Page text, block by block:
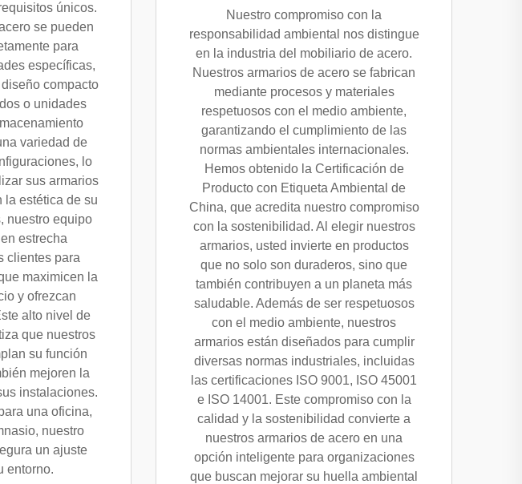
únicos.
se pueden
para
específicas,
compacto
o unidades
variedad de
lo
sus armarios
la estética de su
nuestro equipo
estrecha
clientes para
maximicen la
y ofrezcan
alto nivel de
que nuestros
su función
mejoren la
instalaciones.
una oficina,
nuestro
un ajuste
entorno.
Nuestro compromiso con la
responsabilidad ambiental nos distingue
en la industria del mobiliario de acero.
Nuestros armarios de acero se fabrican
mediante procesos y materiales
respetuosos con el medio ambiente,
garantizando el cumplimiento de las
normas ambientales internacionales.
Hemos obtenido la Certificación de
Producto con Etiqueta Ambiental de
China, que acredita nuestro compromiso
con la sostenibilidad. Al elegir nuestros
armarios, usted invierte en productos
que no solo son duraderos, sino que
también contribuyen a un planeta más
saludable. Además de ser respetuosos
con el medio ambiente, nuestros
armarios están diseñados para cumplir
diversas normas industriales, incluidas
las certificaciones ISO 9001, ISO 45001
e ISO 14001. Este compromiso con la
calidad y la sostenibilidad convierte a
nuestros armarios de acero en una
opción inteligente para organizaciones
que buscan mejorar su huella ambiental